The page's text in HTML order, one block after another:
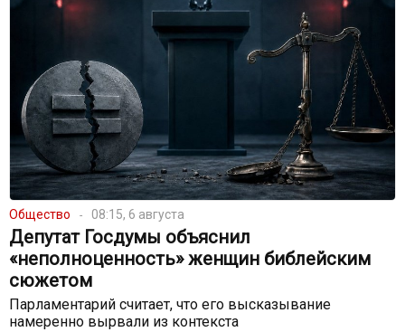
Общество 08:15, 6 августа
Депутат Госдумы объяснил
«неполноценность» женщин библейским
сюжетом
Парламентарий считает, что его высказывание
намеренно вырвали из контекста